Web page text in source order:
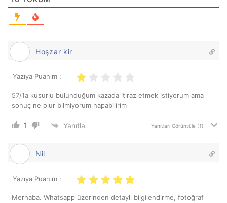
Hoşzar kir
Yazıya Puanım :
57/1a kusurlu bulunduğum kazada itiraz etmek istiyorum ama
sonuç ne olur bilmiyorum napabilirim
1 Yanıtla Yanıtları Görüntüle (1)
Nil
Yazıya Puanım :
Merhaba. Whatsapp üzerinden detaylı bilgilendirme, fotoğraf